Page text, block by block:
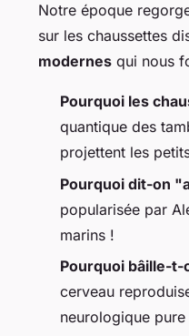
Notre époque
sur les chaussettes
modernes qui nous
Pourquoi les
quantique des
projettent les
Pourquoi dit-on
popularisée par
marins !
Pourquoi bâille-t-
cerveau
neurologique pure